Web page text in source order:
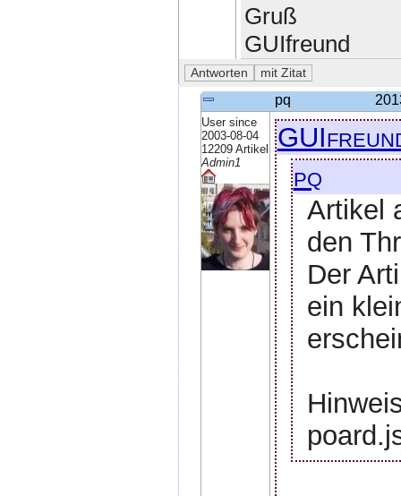
Gruß
GUIfreund
pq
User since
2003-08-04
12209 Artikel
Admin1
pq
Artikel
den
Der
ein